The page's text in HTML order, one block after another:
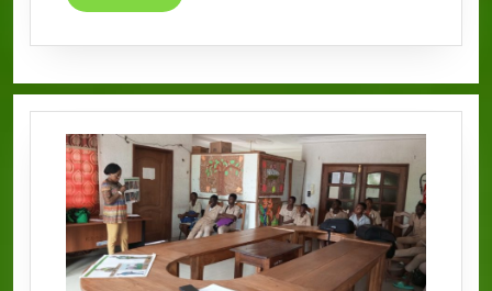
MORE